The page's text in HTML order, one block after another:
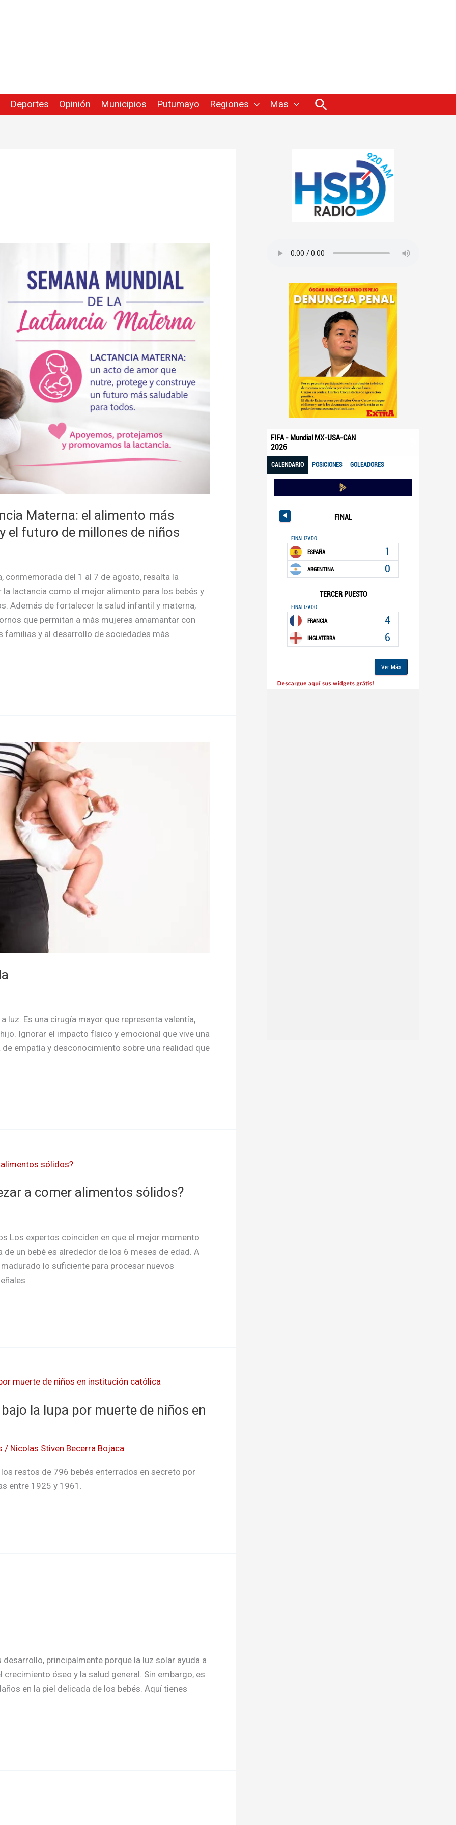
Deportes Opinión Municipios Putumayo Regiones Mas Buscar
Materna: el alimento más
el futuro de millones de niños
conmemorada del 1 al 7 de agosto, resalta la
lactancia como el mejor alimento para los bebés y
Además de fortalecer la salud infantil y materna,
que permitan a más mujeres amamantar con
familias y al desarrollo de sociedades más
luz. Es una cirugía mayor que representa valentía,
Ignorar el impacto físico y emocional que vive una
empatía y desconocimiento sobre una realidad que
a comer alimentos sólidos?
Los expertos coinciden en que el mejor momento
un bebé es alrededor de los 6 meses de edad. A
lo suficiente para procesar nuevos
la lupa por muerte de niños en
/ Nicolas Stiven Becerra Bojaca
restos de 796 bebés enterrados en secreto por
entre 1925 y 1961.
principalmente porque la luz solar ayuda a
óseo y la salud general. Sin embargo, es
en la piel delicada de los bebés. Aquí tienes